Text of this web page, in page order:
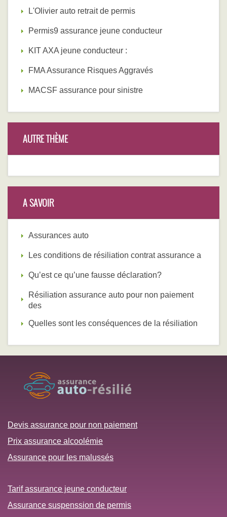
L'Olivier auto retrait de permis
Permis9 assurance jeune conducteur
KIT AXA jeune conducteur :
FMA Assurance Risques Aggravés
MACSF assurance pour sinistre
AUTRE THÈME
A SAVOIR
Assurances auto
Les conditions de résiliation contrat assurance a
Qu’est ce qu’une fausse déclaration?
Résiliation assurance auto pour non paiement
des
Quelles sont les conséquences de la résiliation
Devis assurance pour non paiement
Prix assurance alcoolémie
Assurance pour les malussés
Tarif assurance jeune conducteur
Assurance suspenssion de permis